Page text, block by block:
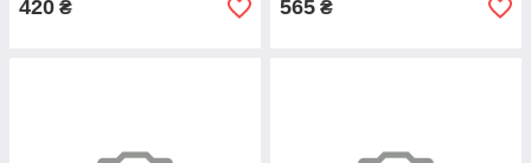
420 ₴ 565 ₴